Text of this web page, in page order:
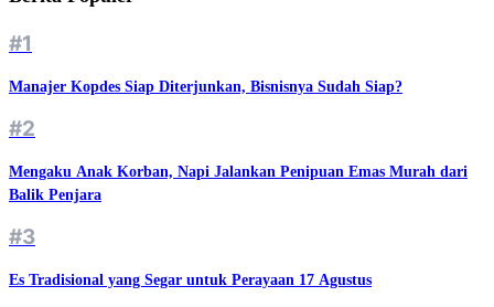
#1
Manajer Kopdes Siap Diterjunkan, Bisnisnya Sudah Siap?
#2
Mengaku Anak Korban, Napi Jalankan Penipuan Emas Murah dari
Balik Penjara
#3
Es Tradisional yang Segar untuk Perayaan 17 Agustus